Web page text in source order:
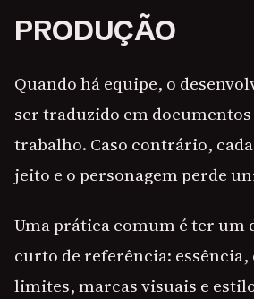
PRODUÇÃO
Quando há equipe, o
ser traduzido em documentos
trabalho. Caso contrário,
jeito e o personagem perde
Uma prática comum é ter um
curto de referência: essência,
limites, marcas visuais e